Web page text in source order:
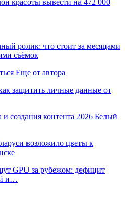
красоты вывести на 472 000
ролик: что стоит за месяцами
съёмок
Еще от автора
защитить личные данные от
создания контента 2026 Белый
возложило цветы к
GPU за рубежом: дефицит
и…